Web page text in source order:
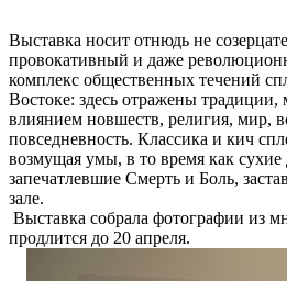
Выставка носит отнюдь не
провокативный и даже
комплекс общественных течений
Востоке: здесь отражены
влиянием новшеств, религия, мир,
повседневность. Классика и кич
возмущая умы, в то время как
запечатлевшие Смерть и Боль,
зале.
Выставка собрала фотографии из
продлится до 20 апреля.